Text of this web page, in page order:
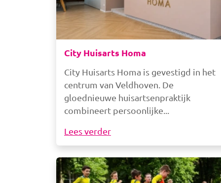
City Huisarts Homa
City Huisarts Homa is gevestigd in het
centrum van Veldhoven. De
gloednieuwe huisartsenpraktijk
combineert persoonlijke
Lees verder
Afbeelding